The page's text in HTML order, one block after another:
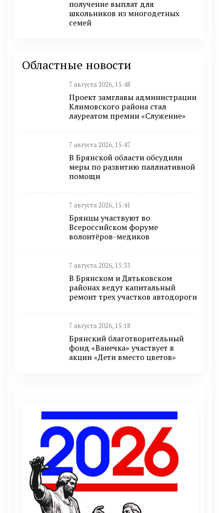
получение выплат для
школьников из многодетных
семей
Областные новости
7 августа 2026, 15:48
Проект замглавы администрации
Климовского района стал
лауреатом премии «Служение»
7 августа 2026, 15:47
В Брянской области обсудили
меры по развитию паллиативной
помощи
7 августа 2026, 15:41
Брянцы участвуют во
Всероссийском форуме
волонтёров-медиков
7 августа 2026, 15:33
В Брянском и Дятьковском
районах ведут капитальный
ремонт трех участков автодороги
7 августа 2026, 15:18
Брянский благотворительный
фонд «Ванечка» участвует в
акции «Дети вместо цветов»